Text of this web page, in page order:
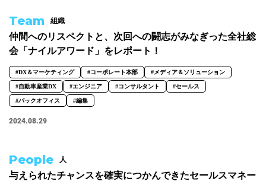
Team 組織
仲間へのリスペクトと、次回への闘志がみなぎった全社総
会「ナイルアワード」をレポート！
#DX＆マーケティング #コーポレート本部 #メディア＆ソリューション
#自動車産業DX #エンジニア #コンサルタント #セールス
#バックオフィス #編集
2024.08.29
People 人
与えられたチャンスを確実につかんできたセールスマネー